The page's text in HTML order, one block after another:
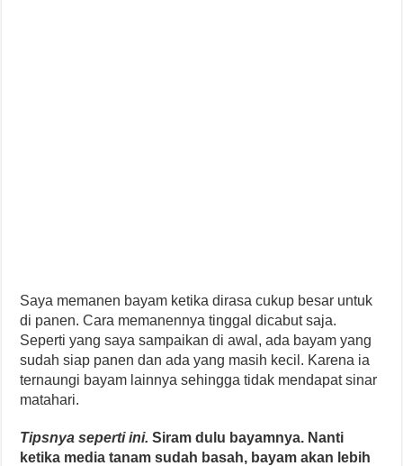
Saya memanen bayam ketika dirasa cukup besar untuk
di panen. Cara memanennya tinggal dicabut saja.
Seperti yang saya sampaikan di awal, ada bayam yang
sudah siap panen dan ada yang masih kecil. Karena ia
ternaungi bayam lainnya sehingga tidak mendapat sinar
matahari.
Tipsnya seperti ini.Siram dulu bayamnya. Nanti
ketika media tanam sudah basah, bayam akan lebih